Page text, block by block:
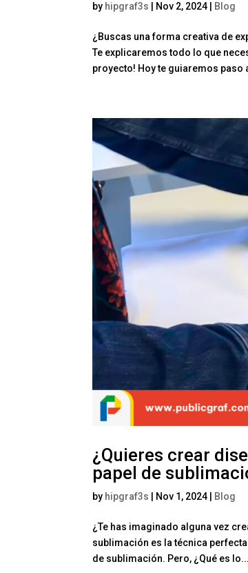
by hipgraf3s Nov 2, 2024 Blog
¿Buscas una forma creativa de
Te explicaremos todo lo que
proyecto! Hoy te guiaremos paso
¿Quieres crear
papel de
by hipgraf3s Nov 1, 2024 Blog
¿Te has imaginado alguna vez
sublimación es la técnica
de sublimación. Pero, ¿Qué es lo...